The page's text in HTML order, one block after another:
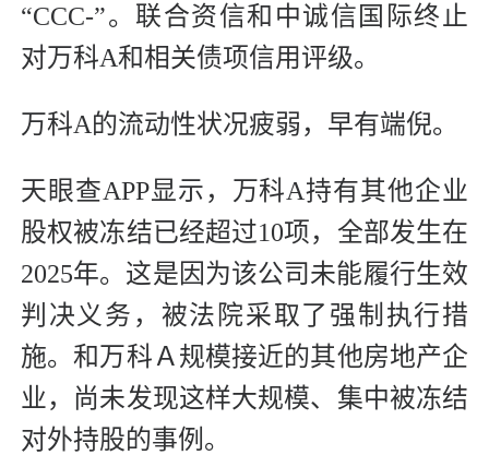
“CCC-”。联合资信和中诚信国际终止
对万科A和相关债项信用评级。
万科A的流动性状况疲弱，早有端倪。
天眼查APP显示，万科A持有其他企业
股权被冻结已经超过10项，全部发生在
2025年。这是因为该公司未能履行生效
判决义务，被法院采取了强制执行措
施。和万科Ａ规模接近的其他房地产企
业，尚未发现这样大规模、集中被冻结
对外持股的事例。